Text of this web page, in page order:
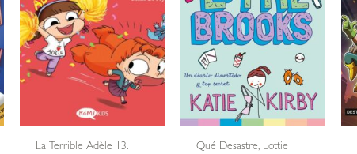
La Terrible Adèle 13.
Qué Desastre, Lottie